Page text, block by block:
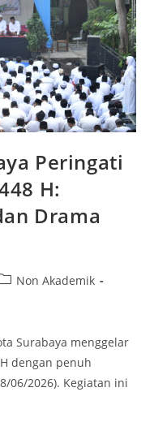
Peringati
H:
Drama
Non Akademik
Surabaya menggelar
dengan penuh
06/2026). Kegiatan ini